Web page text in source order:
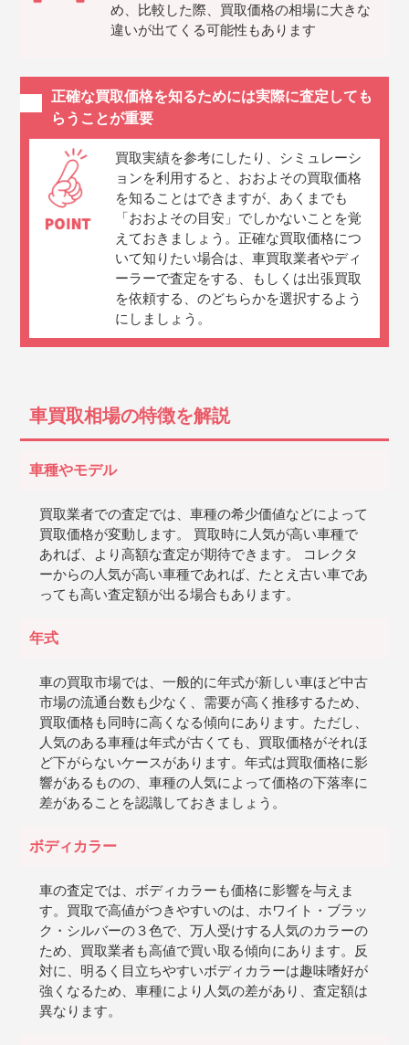
め、比較した際、買取価格の相場に大きな
違いが出てくる可能性もあります
正確な買取価格を知るためには実際に査定しても
らうことが重要
買取実績を参考にしたり、シミュレーシ
ョンを利用すると、おおよその買取価格
を知ることはできますが、あくまでも
「おおよその目安」でしかないことを覚
えておきましょう。正確な買取価格につ
いて知りたい場合は、車買取業者やディ
ーラーで査定をする、もしくは出張買取
を依頼する、のどちらかを選択するよう
にしましょう。
車買取相場の特徴を解説
車種やモデル
買取業者での査定では、車種の希少価値などによって
買取価格が変動します。 買取時に人気が高い車種で
あれば、より高額な査定が期待できます。 コレクタ
ーからの人気が高い車種であれば、たとえ古い車であ
っても高い査定額が出る場合もあります。
年式
車の買取市場では、一般的に年式が新しい車ほど中古
市場の流通台数も少なく、需要が高く推移するため、
買取価格も同時に高くなる傾向にあります。ただし、
人気のある車種は年式が古くても、買取価格がそれほ
ど下がらないケースがあります。年式は買取価格に影
響があるものの、車種の人気によって価格の下落率に
差があることを認識しておきましょう。
ボディカラー
車の査定では、ボディカラーも価格に影響を与えま
す。買取で高値がつきやすいのは、ホワイト・ブラッ
ク・シルバーの３色で、万人受けする人気のカラーの
ため、買取業者も高値で買い取る傾向にあります。反
対に、明るく目立ちやすいボディカラーは趣味嗜好が
強くなるため、車種により人気の差があり、査定額は
異なります。